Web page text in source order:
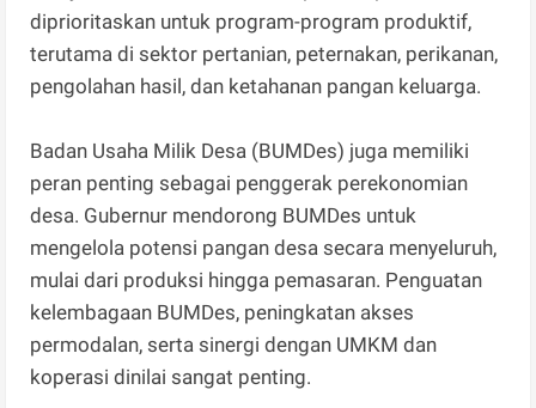
diprioritaskan untuk program-program produktif,
terutama di sektor pertanian, peternakan, perikanan,
pengolahan hasil, dan ketahanan pangan keluarga.
Badan Usaha Milik Desa (BUMDes) juga memiliki
peran penting sebagai penggerak perekonomian
desa. Gubernur mendorong BUMDes untuk
mengelola potensi pangan desa secara menyeluruh,
mulai dari produksi hingga pemasaran. Penguatan
kelembagaan BUMDes, peningkatan akses
permodalan, serta sinergi dengan UMKM dan
koperasi dinilai sangat penting.